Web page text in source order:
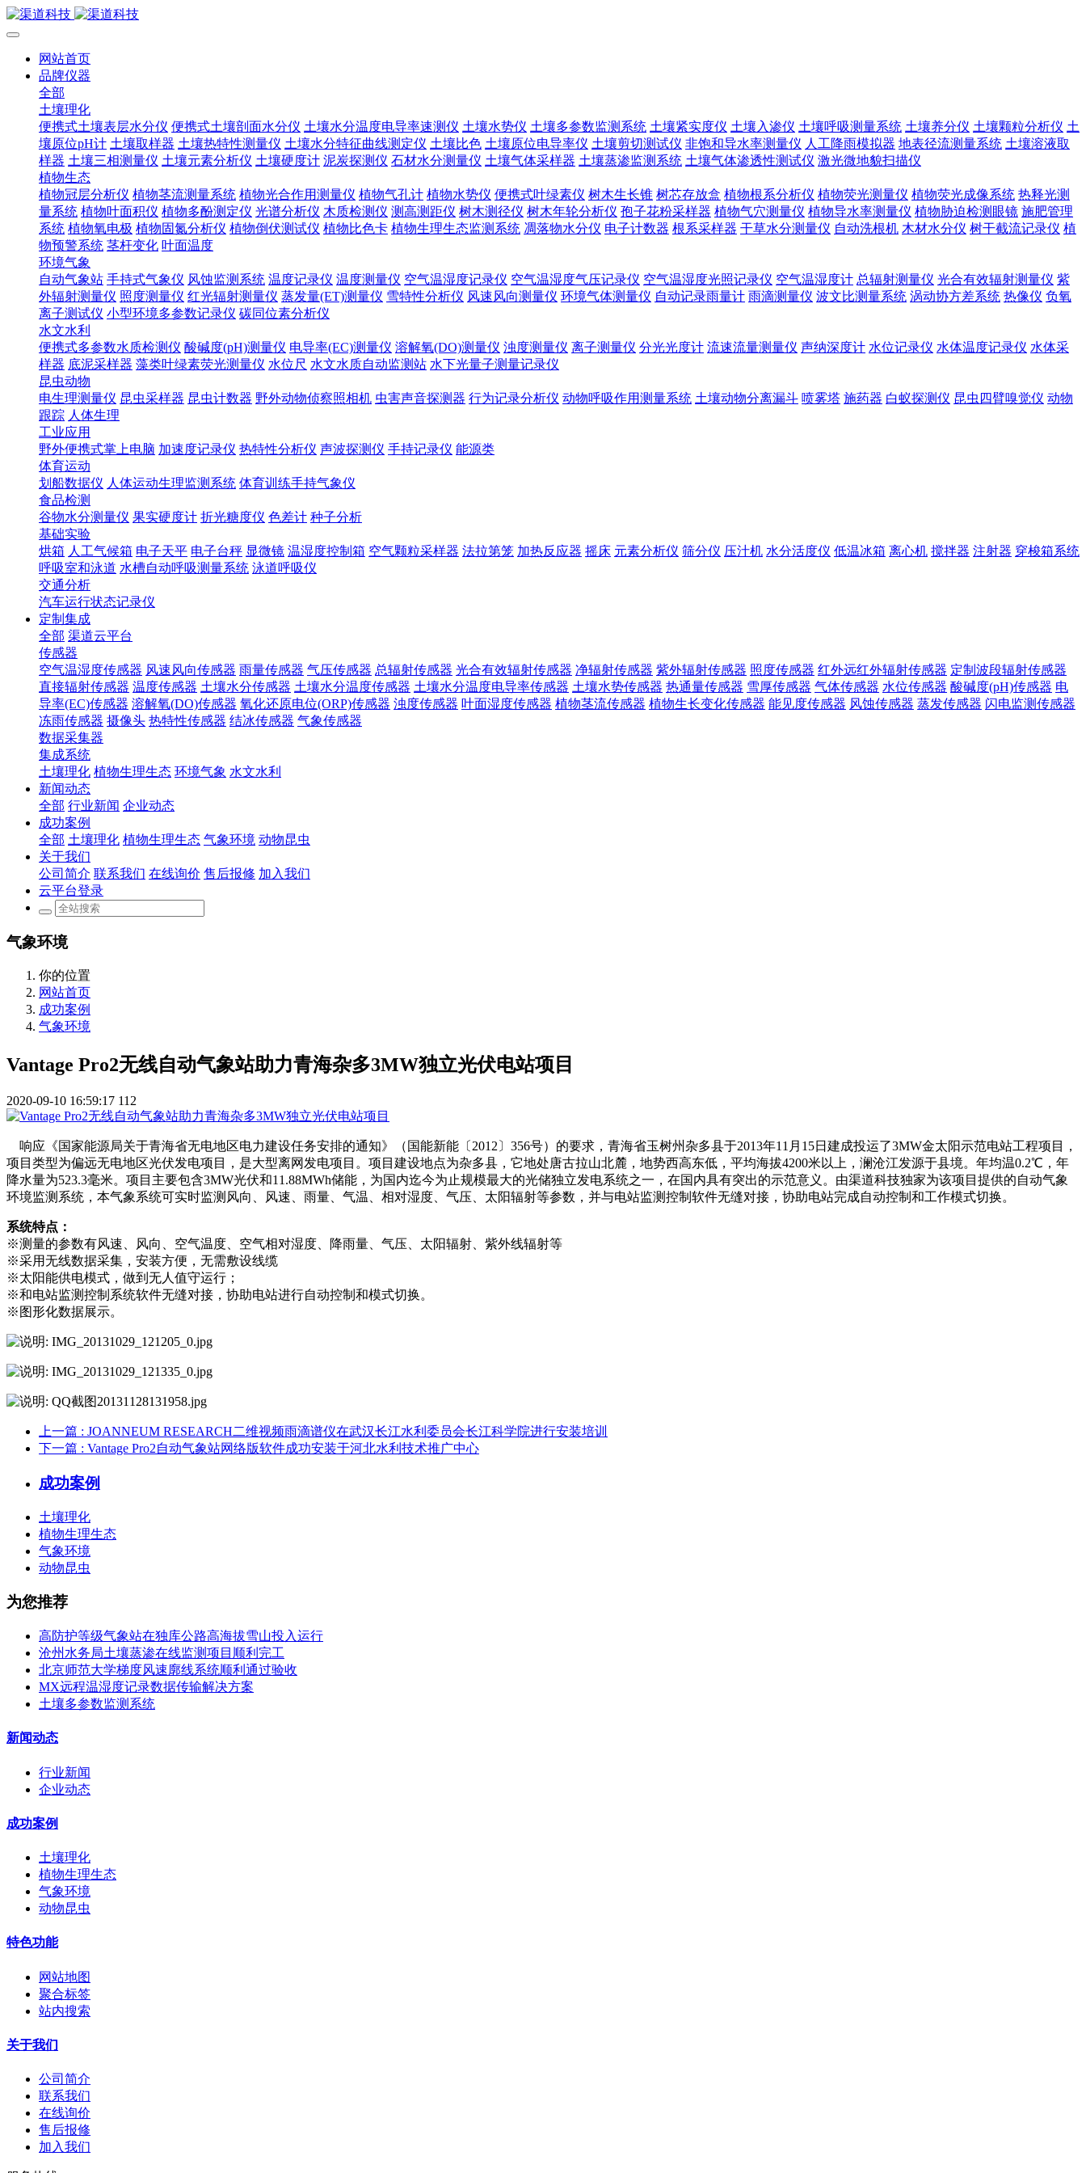
网站首页
品牌仪器
全部
土壤理化
便携式土壤表层水分仪 便携式土壤剖面水分仪 土壤水分温度电导率速测仪 土壤水势仪 土壤多参数监测系统 土壤紧实度仪 土壤入渗仪 土壤呼吸测量系统 土壤养分仪 土壤颗粒分析仪 土
壤原位pH计 土壤取样器 土壤热特性测量仪 土壤水分特征曲线测定仪 土壤比色 土壤原位电导率仪 土壤剪切测试仪 非饱和导水率测量仪 人工降雨模拟器 地表径流测量系统 土壤溶液取
样器 土壤三相测量仪 土壤元素分析仪 土壤硬度计 泥炭探测仪 石材水分测量仪 土壤气体采样器 土壤蒸渗监测系统 土壤气体渗透性测试仪 激光微地貌扫描仪
植物生态
植物冠层分析仪 植物茎流测量系统 植物光合作用测量仪 植物气孔计 植物水势仪 便携式叶绿素仪 树木生长锥 树芯存放盒 植物根系分析仪 植物荧光测量仪 植物荧光成像系统 热释光测
量系统 植物叶面积仪 植物多酚测定仪 光谱分析仪 木质检测仪 测高测距仪 树木测径仪 树木年轮分析仪 孢子花粉采样器 植物气穴测量仪 植物导水率测量仪 植物胁迫检测眼镜 施肥管理
系统 植物氧电极 植物固氮分析仪 植物倒伏测试仪 植物比色卡 植物生理生态监测系统 凋落物水分仪 电子计数器 根系采样器 干草水分测量仪 自动洗根机 木材水分仪 树干截流记录仪 植
物预警系统 茎杆变化 叶面温度
环境气象
自动气象站 手持式气象仪 风蚀监测系统 温度记录仪 温度测量仪 空气温湿度记录仪 空气温湿度气压记录仪 空气温湿度光照记录仪 空气温湿度计 总辐射测量仪 光合有效辐射测量仪 紫
外辐射测量仪 照度测量仪 红光辐射测量仪 蒸发量(ET)测量仪 雪特性分析仪 风速风向测量仪 环境气体测量仪 自动记录雨量计 雨滴测量仪 波文比测量系统 涡动协方差系统 热像仪 负氧
离子测试仪 小型环境多参数记录仪 碳同位素分析仪
水文水利
便携式多参数水质检测仪 酸碱度(pH)测量仪 电导率(EC)测量仪 溶解氧(DO)测量仪 浊度测量仪 离子测量仪 分光光度计 流速流量测量仪 声纳深度计 水位记录仪 水体温度记录仪 水体采
样器 底泥采样器 藻类叶绿素荧光测量仪 水位尺 水文水质自动监测站 水下光量子测量记录仪
昆虫动物
电生理测量仪 昆虫采样器 昆虫计数器 野外动物侦察照相机 虫害声音探测器 行为记录分析仪 动物呼吸作用测量系统 土壤动物分离漏斗 喷雾塔 施药器 白蚁探测仪 昆虫四臂嗅觉仪 动物
跟踪 人体生理
工业应用
野外便携式掌上电脑 加速度记录仪 热特性分析仪 声波探测仪 手持记录仪 能源类
体育运动
划船数据仪 人体运动生理监测系统 体育训练手持气象仪
食品检测
谷物水分测量仪 果实硬度计 折光糖度仪 色差计 种子分析
基础实验
烘箱 人工气候箱 电子天平 电子台秤 显微镜 温湿度控制箱 空气颗粒采样器 法拉第笼 加热反应器 摇床 元素分析仪 筛分仪 压汁机 水分活度仪 低温冰箱 离心机 搅拌器 注射器 穿梭箱系统
呼吸室和泳道 水槽自动呼吸测量系统 泳道呼吸仪
交通分析
汽车运行状态记录仪
定制集成
全部 渠道云平台
传感器
空气温湿度传感器 风速风向传感器 雨量传感器 气压传感器 总辐射传感器 光合有效辐射传感器 净辐射传感器 紫外辐射传感器 照度传感器 红外远红外辐射传感器 定制波段辐射传感器
直接辐射传感器 温度传感器 土壤水分传感器 土壤水分温度传感器 土壤水分温度电导率传感器 土壤水势传感器 热通量传感器 雪厚传感器 气体传感器 水位传感器 酸碱度(pH)传感器 电
导率(EC)传感器 溶解氧(DO)传感器 氧化还原电位(ORP)传感器 浊度传感器 叶面湿度传感器 植物茎流传感器 植物生长变化传感器 能见度传感器 风蚀传感器 蒸发传感器 闪电监测传感器
冻雨传感器 摄像头 热特性传感器 结冰传感器 气象传感器
数据采集器
集成系统
土壤理化 植物生理生态 环境气象 水文水利
新闻动态
全部 行业新闻 企业动态
成功案例
全部 土壤理化 植物生理生态 气象环境 动物昆虫
关于我们
公司简介 联系我们 在线询价 售后报修 加入我们
云平台登录
气象环境
你的位置
网站首页
成功案例
气象环境
Vantage Pro2无线自动气象站助力青海杂多3MW独立光伏电站项目
2020-09-10 16:59:17 112
响应《国家能源局关于青海省无电地区电力建设任务安排的通知》（国能新能〔2012〕356号）的要求，青海省玉树州杂多县于2013年11月15日建成投运了3MW金太阳示范电站工程项目，
项目类型为偏远无电地区光伏发电项目，是大型离网发电项目。项目建设地点为杂多县，它地处唐古拉山北麓，地势西高东低，平均海拔4200米以上，澜沧江发源于县境。年均温0.2℃，年
降水量为523.3毫米。项目主要包含3MW光伏和11.88MWh储能，为国内迄今为止规模最大的光储独立发电系统之一，在国内具有突出的示范意义。由渠道科技独家为该项目提供的自动气象
环境监测系统，本气象系统可实时监测风向、风速、雨量、气温、相对湿度、气压、太阳辐射等参数，并与电站监测控制软件无缝对接，协助电站完成自动控制和工作模式切换。
系统特点：
※测量的参数有风速、风向、空气温度、空气相对湿度、降雨量、气压、太阳辐射、紫外线辐射等
※采用无线数据采集，安装方便，无需敷设线缆
※太阳能供电模式，做到无人值守运行；
※和电站监测控制系统软件无缝对接，协助电站进行自动控制和模式切换。
※图形化数据展示。
上一篇 : JOANNEUM RESEARCH二维视频雨滴谱仪在武汉长江水利委员会长江科学院进行安装培训
下一篇 : Vantage Pro2自动气象站网络版软件成功安装于河北水利技术推广中心
成功案例
土壤理化
植物生理生态
气象环境
动物昆虫
为您推荐
高防护等级气象站在独库公路高海拔雪山投入运行
沧州水务局土壤蒸渗在线监测项目顺利完工
北京师范大学梯度风速廓线系统顺利通过验收
MX远程温湿度记录数据传输解决方案
土壤多参数监测系统
新闻动态
行业新闻
企业动态
成功案例
土壤理化
植物生理生态
气象环境
动物昆虫
特色功能
网站地图
聚合标签
站内搜索
关于我们
公司简介
联系我们
在线询价
售后报修
加入我们